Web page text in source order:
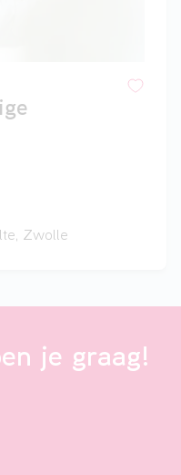
Zwolle
je graag!